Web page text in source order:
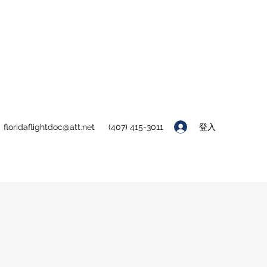
floridaflightdoc@att.net (407) 415-3011 登入